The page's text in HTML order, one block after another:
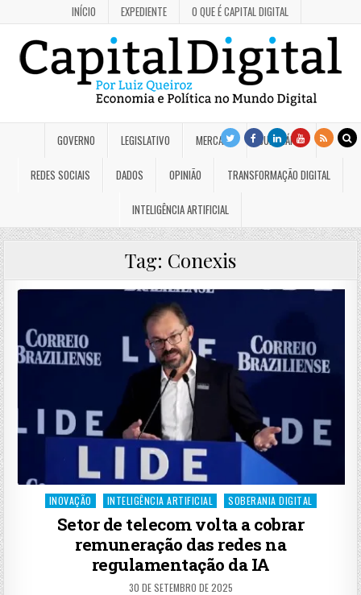
INÍCIO EXPEDIENTE O QUE É CAPITAL DIGITAL
GOVERNO LEGISLATIVO MERCADO JUDICIÁRIO
REDES SOCIAIS DADOS OPINIÃO TRANSFORMAÇÃO DIGITAL
INTELIGÊNCIA ARTIFICIAL
Tag: Conexis
Posted
INOVAÇÃO INTELIGÊNCIA ARTIFICIAL SOBERANIA DIGITAL
Setor de telecom volta a cobrar
remuneração das redes na
regulamentação da IA
30 DE SETEMBRO DE 2025